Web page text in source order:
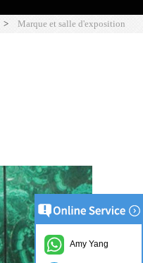
> Marque et salle d'exposition
Amy Yang